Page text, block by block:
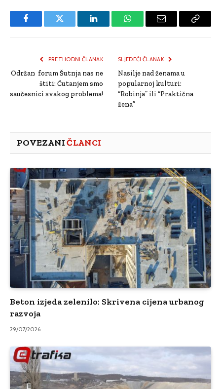
FacebookTwitter LinkedInWhatsAppEmail
Copy
PRETHODNI ČLANAK
Održan forum Šutnja nas ne
štiti: Ćutanjem smo
saučesnici svakog problema!
SLJEDEĆI ČLANAK
Nasilje nad ženama u
popularnoj kulturi:
“Robinja” ili “Praktična
žena”
POVEZANIČLANCI
Beton izjeda zelenilo: Skrivena cijena urbanog
razvoja
29/07/2026